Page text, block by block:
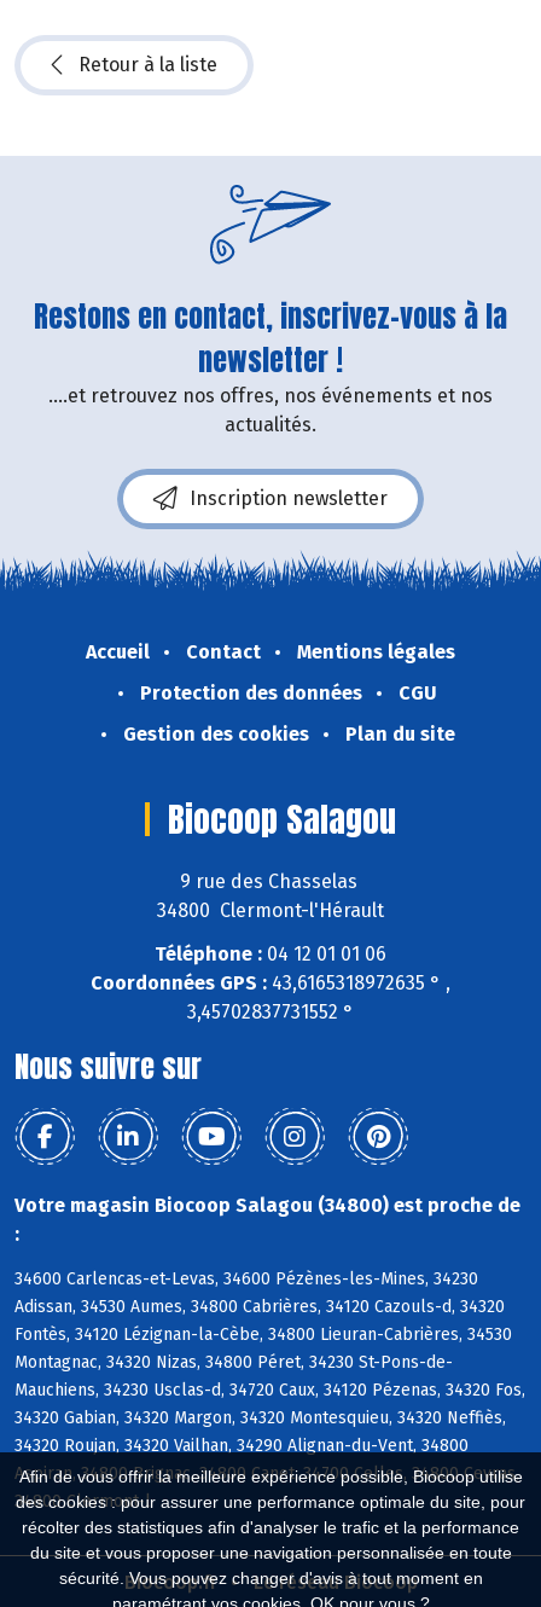
Afin de vous offrir la meilleure expérience possible, Biocoop utilise
des cookies : pour assurer une performance optimale du site, pour
récolter des statistiques afin d'analyser le trafic et la performance
du site et vous proposer une navigation personnalisée en toute
sécurité. Vous pouvez changer d'avis à tout moment en
Retour à la liste
Restons en contact, inscrivez-vous à la
newsletter !
....et retrouvez nos offres, nos événements et nos
actualités.
Inscription newsletter
Accueil Contact
Mentions légales
Protection des données
CGU
Gestion des cookies
Plan du site
Biocoop Salagou
9 rue des Chasselas
34800 Clermont-l'Hérault
Téléphone : 04 12 01 01 06
Coordonnées GPS : 43,6165318972635 ° ,
3,45702837731552 °
Nous suivre sur
Votre magasin Biocoop Salagou (34800) est proche de
:
34600 Carlencas-et-Levas, 34600 Pézènes-les-Mines, 34230
Adissan, 34530 Aumes, 34800 Cabrières, 34120 Cazouls-d, 34320
Fontès, 34120 Lézignan-la-Cèbe, 34800 Lieuran-Cabrières, 34530
Montagnac, 34320 Nizas, 34800 Péret, 34230 St-Pons-de-
Mauchiens, 34230 Usclas-d, 34720 Caux, 34120 Pézenas, 34320 Fos,
34320 Gabian, 34320 Margon, 34320 Montesquieu, 34320 Neffiès,
34320 Roujan, 34320 Vailhan, 34290 Alignan-du-Vent, 34800
Aspiran, 34800 Brignac, 34800 Canet, 34700 Celles, 34800 Ceyras,
34800 Clermont-l
Biocoop.fr
Le réseau Biocoop